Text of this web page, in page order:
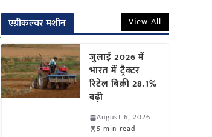
एग्रीकल्चर मशीन View All
जुलाई 2026 में
भारत में ट्रैक्टर
रिटेल बिक्री 28.1%
बढ़ी
August 6, 2026
5 min read